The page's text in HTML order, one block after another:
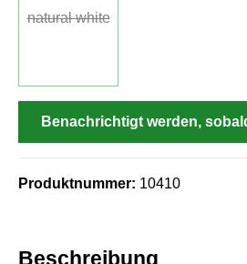
natural white
Benachrichtigt werden,
Produktnummer: 10410
Beschreibung